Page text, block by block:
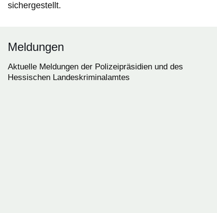
sichergestellt.
Meldungen
Aktuelle Meldungen der Polizeipräsidien und des
Hessischen Landeskriminalamtes